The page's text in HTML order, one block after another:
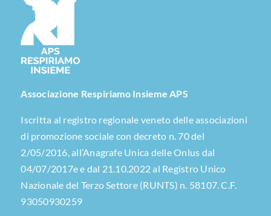
Associazione Respiriamo Insieme APS
Iscritta al registro regionale veneto delle associazioni
di promozione sociale con decreto n. 70 del
2/05/2016, all’Anagrafe Unica delle Onlus dal
04/07/2017e e dal 21.10.2022 al Registro Unico
Nazionale del Terzo Settore (RUNTS) n. 58107. C.F.
93050930259